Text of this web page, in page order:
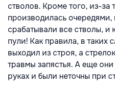
стволов. Кроме того, из-за
производилась очередями,
срабатывали все стволы, и
пули! Как правила, в таких
выходил из строя, а
травмы запястья. А еще
руках и были неточны при